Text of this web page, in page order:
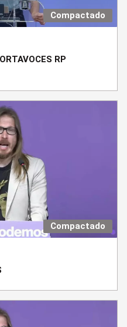
Compactado
RP
Compactado